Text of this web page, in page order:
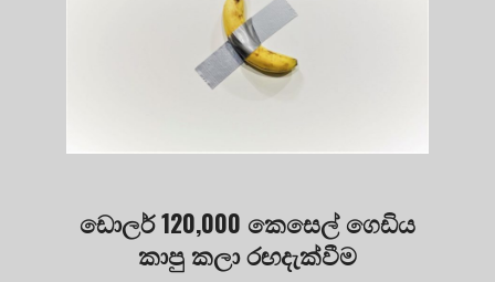
ඩොලර් 120,000 කෙසෙල් ගෙඩිය
කාපු කලා රඟදැක්වීම